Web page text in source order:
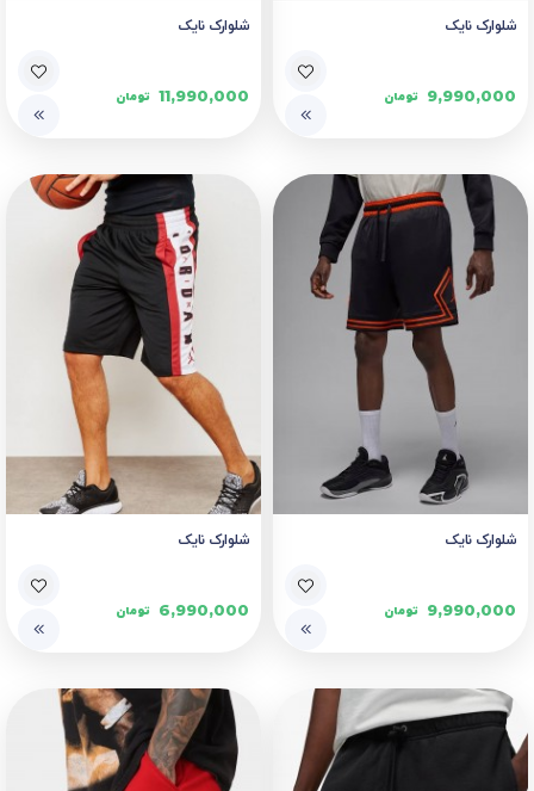
شلوارک نایک
9,990,000 تومان
شلوارک نایک
11,990,000 تومان
شلوارک نایک
9,990,000 تومان
شلوارک نایک
6,990,000 تومان